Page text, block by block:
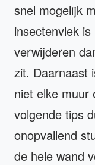
snel mogelijk
insectenvlek
verwijderen
zit. Daarnaast
niet elke muur
volgende tips
onopvallend
de hele wand